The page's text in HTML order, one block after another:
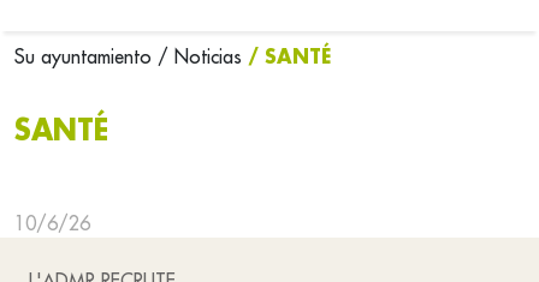
Su ayuntamiento / Noticias / SANTÉ
SANTÉ
10/6/26